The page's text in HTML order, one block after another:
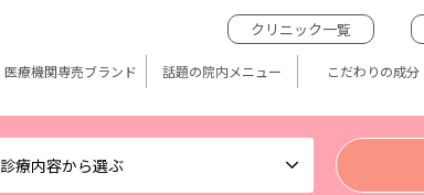
診療内容から選ぶ
クリニック一覧
医療機関専売ブランド 話題の院内メニュー こだわりの成分